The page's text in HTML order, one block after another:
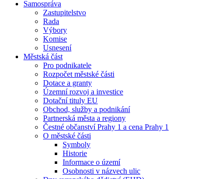
Samospráva
Zastupitelstvo
Rada
Výbory
Komise
Usnesení
Městská část
Pro podnikatele
Rozpočet městské části
Dotace a granty
Územní rozvoj a investice
Dotační tituly EU
Obchod, služby a podnikání
Partnerská města a regiony
Čestné občanství Prahy 1 a cena Prahy 1
O městské části
Symboly
Historie
Informace o území
Osobnosti v názvech ulic